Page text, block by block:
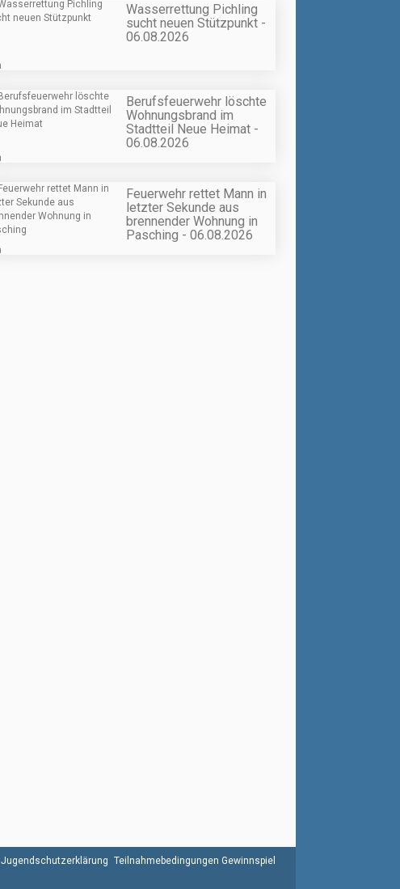
Wasserrettung Pichling
sucht neuen Stützpunkt -
06.08.2026
Berufsfeuerwehr löschte
Wohnungsbrand im
Stadtteil Neue Heimat -
06.08.2026
Feuerwehr rettet Mann in
letzter Sekunde aus
brennender Wohnung in
Pasching - 06.08.2026
Jugendschutzerklärung Teilnahmebedingungen Gewinnspiel